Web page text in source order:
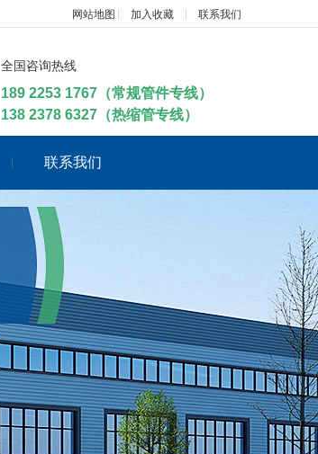
网站地图 加入收藏 联系我们
全国咨询热线
189 2253 1767（常规管件专线）
138 2378 6327（热缩管专线）
联系我们